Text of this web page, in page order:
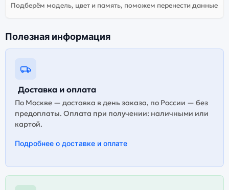
Подберём модель, цвет и память, поможем перенести данные
Полезная информация
Доставка и оплата
По Москве — доставка в день заказа, по России — без
предоплаты. Оплата при получении: наличными или
картой.
Подробнее о доставке и оплате